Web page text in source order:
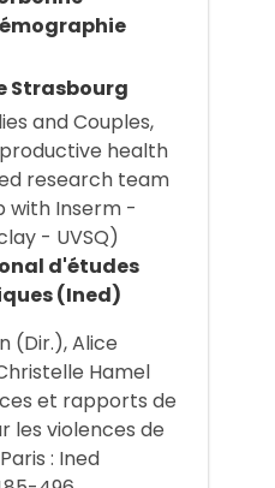
Strasbourg
and Couples,
health
research team
with Inserm -
- UVSQ)
d'études
(Ined)
(Dir.), Alice
Hamel
et rapports de
les violences de
: Ined